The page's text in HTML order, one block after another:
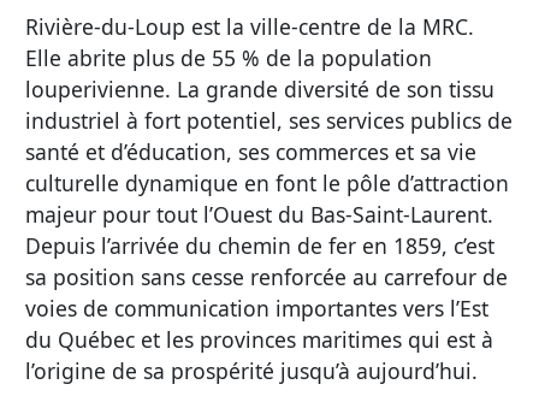
Rivière-du-Loup est la ville-centre de la MRC.
Elle abrite plus de 55 % de la population
louperivienne. La grande diversité de son tissu
industriel à fort potentiel, ses services publics de
santé et d’éducation, ses commerces et sa vie
culturelle dynamique en font le pôle d’attraction
majeur pour tout l’Ouest du Bas-Saint-Laurent.
Depuis l’arrivée du chemin de fer en 1859, c’est
sa position sans cesse renforcée au carrefour de
voies de communication importantes vers l’Est
du Québec et les provinces maritimes qui est à
l’origine de sa prospérité jusqu’à aujourd’hui.